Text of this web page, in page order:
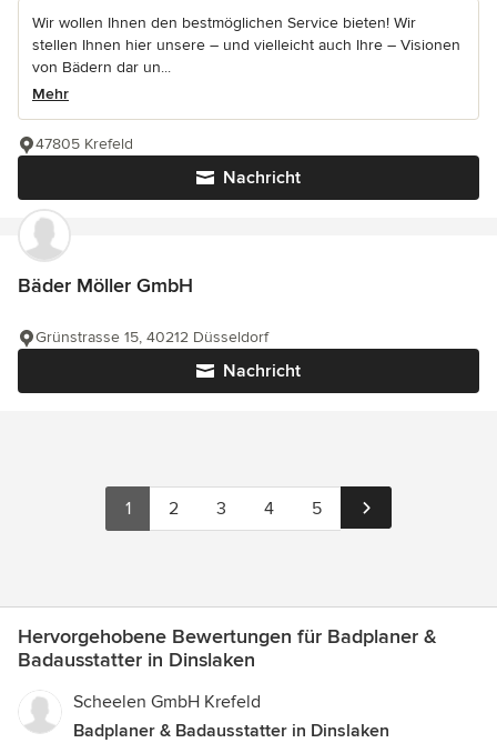
Wir wollen Ihnen den bestmöglichen Service bieten! Wir
stellen Ihnen hier unsere – und vielleicht auch Ihre – Visionen
von Bädern dar un...
Mehr
Nachricht
47805 Krefeld
Bäder Möller GmbH
Nachricht
Grünstrasse 15, 40212 Düsseldorf
1 2 3 4 5
Hervorgehobene Bewertungen für Badplaner &
Badausstatter in Dinslaken
Scheelen GmbH Krefeld
Badplaner & Badausstatter in Dinslaken